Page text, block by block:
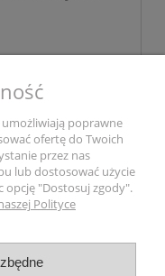
poprawne
ofertę do Twoich
przez nas
lub dostosować użycie
opcję "Dostosuj zgody".
Polityce